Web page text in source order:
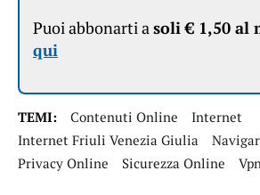
Puoi abbonarti asoli € 1,50 al
qui
TEMI: Contenuti Online
Internet
Internet Friuli Venezia Giulia
Privacy Online
Sicurezza Online